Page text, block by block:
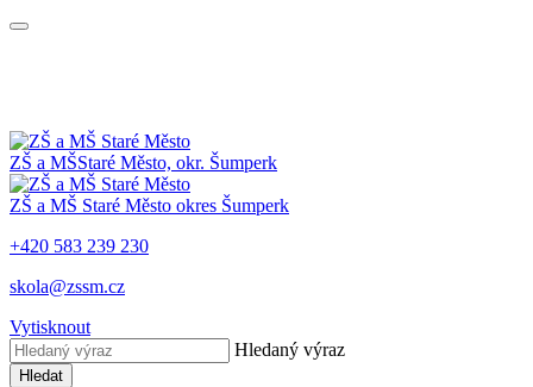
ZŠ a MŠStaré Město, okr. Šumperk
ZŠ a MŠ Staré Město okres Šumperk
+420 583 239 230
skola@zssm.cz
Vytisknout
Hledaný výraz
Hledat